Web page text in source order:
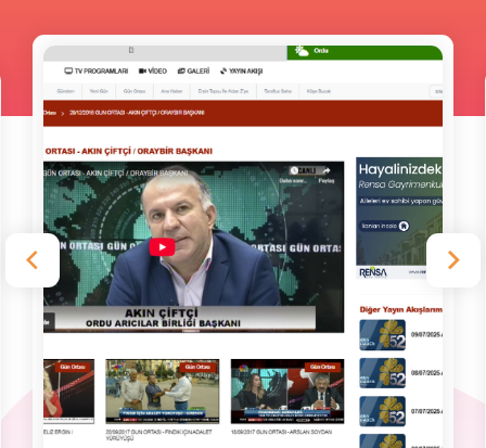
Yazılımı çözümleri.